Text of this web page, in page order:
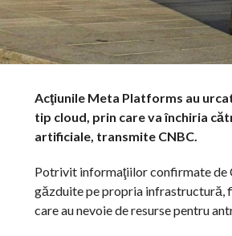
Acţiunile Meta Platforms au
tip cloud, prin care va închiria
artificiale, transmite CNBC.
Potrivit informaţiilor confirmate de
găzduite pe propria infrastructură,
care au nevoie de resurse pentru